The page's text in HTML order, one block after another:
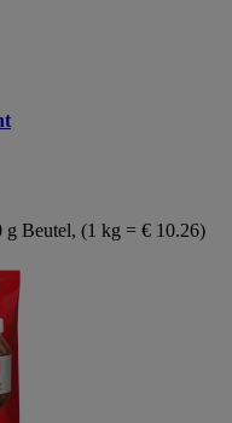
g Beutel, (1 kg = € 10.26)